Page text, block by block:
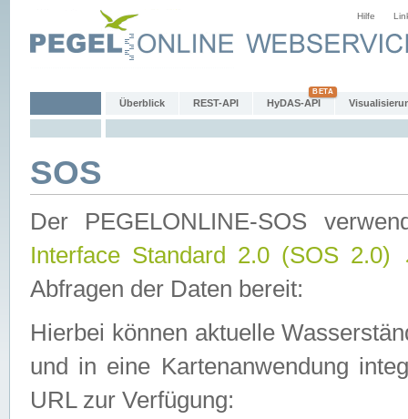
Hilfe
Überblick REST-API HyDAS-API
SOS
Der PEGELONLINE-SOS
Interface Standard 2.0 (SOS 2.0)
Abfragen der Daten bereit:
Hierbei können aktuelle
und in eine Kartenanwendung
URL zur Verfügung: